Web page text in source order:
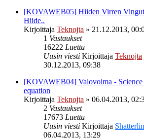
[KOVAWEB05] Hiiden Virren
Hiide..
Kirjoittaja Teknojta » 21.12.2013,
1 Vastaukset
16222 Luettu
Uusin viesti Kirjoittaja Teknojta
30.12.2013, 09:38
[KOVAWEB04] Valovoima - Science
equation
Kirjoittaja Teknojta » 06.04.2013,
2 Vastaukset
17673 Luettu
Uusin viesti Kirjoittaja
06.04.2013, 13:29